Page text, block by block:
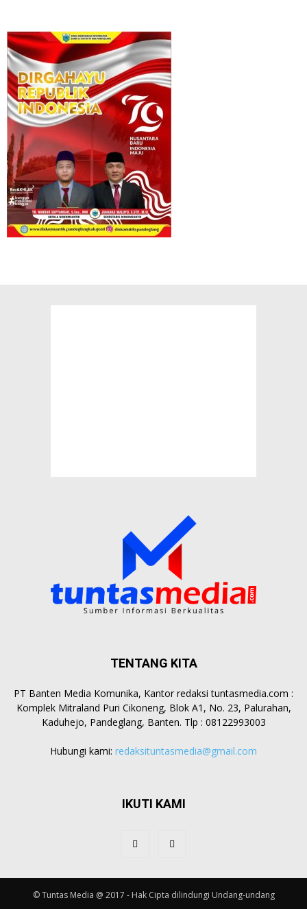
TENTANG KITA
PT Banten Media Komunika, Kantor redaksi tuntasmedia.com :
Komplek Mitraland Puri Cikoneng, Blok A1, No. 23, Palurahan,
Kaduhejo, Pandeglang, Banten. Tlp : 08122993003
Hubungi kami: redaksituntasmedia@gmail.com
IKUTI KAMI
© Tuntas Media @ 2017 - Hak Cipta dilindungi Undang-undang